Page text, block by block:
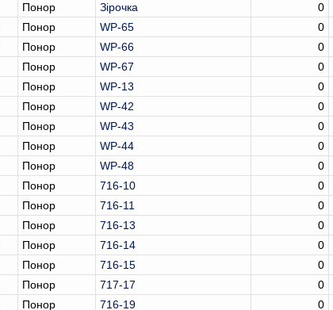
Понор Зірочка 0
Понор WP-65 0
Понор WP-66 0
Понор WP-67 0
Понор WP-13 0
Понор WP-42 0
Понор WP-43 0
Понор WP-44 0
Понор WP-48 0
Понор 716-10 0
Понор 716-11 0
Понор 716-13 0
Понор 716-14 0
Понор 716-15 0
Понор 717-17 0
Понор 716-19 0